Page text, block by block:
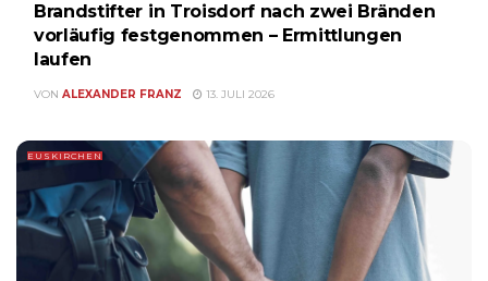
Brandstifter in Troisdorf nach zwei Bränden
vorläufig festgenommen – Ermittlungen
laufen
VON ALEXANDER FRANZ 13. JULI 2026
EUSKIRCHEN